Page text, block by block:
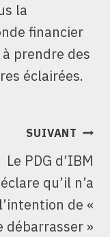
la
financier
prendre des
éclairées.
SUIVANT
Le PDG d’IBM
qu’il n’a
de «
débarrasser »